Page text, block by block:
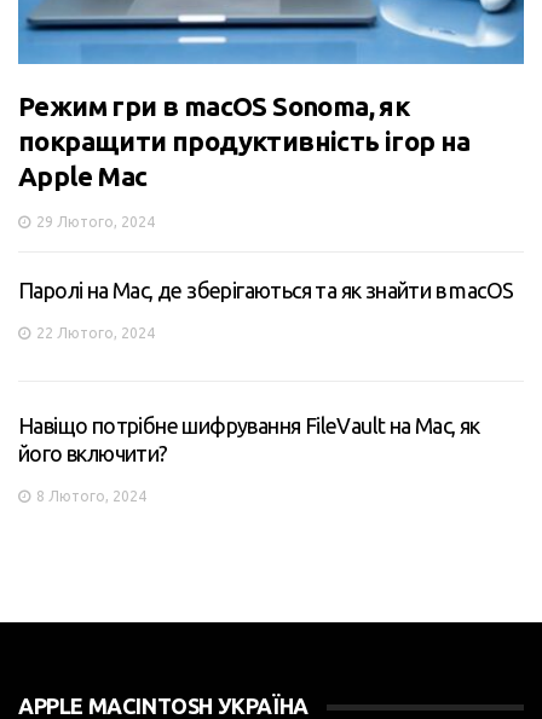
Режим гри в macOS Sonoma, як
покращити продуктивність ігор на
Apple Mac
29 Лютого, 2024
Паролі на Mac, де зберігаються та як знайти в macOS
22 Лютого, 2024
Навіщо потрібне шифрування FileVault на Mac, як
його включити?
8 Лютого, 2024
APPLE MACINTOSH УКРАЇНА